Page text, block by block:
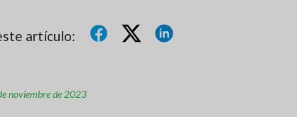
artículo:
noviembre de 2023